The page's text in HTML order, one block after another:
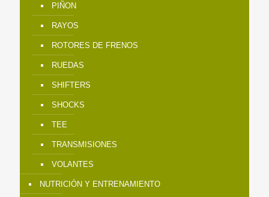
PIÑON
RAYOS
ROTORES DE FRENOS
RUEDAS
SHIFTERS
SHOCKS
TEE
TRANSMISIONES
VOLANTES
NUTRICIÓN Y ENTRENAMIENTO